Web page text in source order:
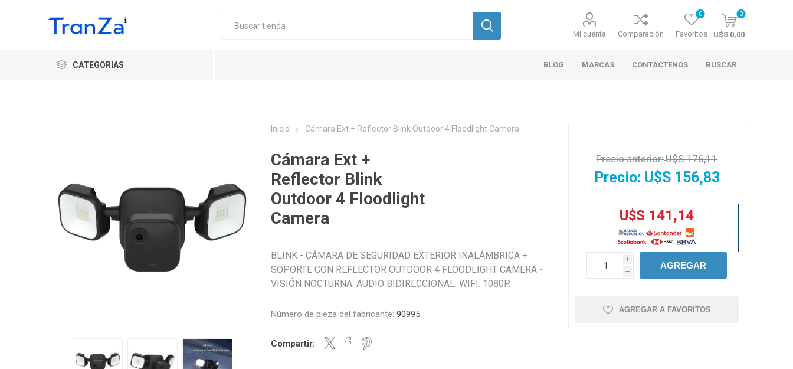
Mi cuenta Comparación Favoritos
0 0
U$S 0,00
CATEGORIAS BLOG MARCAS CONTÁCTENOS BUSCAR
Inicio Cámara Ext + Reflector Blink Outdoor 4 Floodlight Camera
Cámara Ext +
Reflector Blink
Outdoor 4 Floodlight
Camera
BLINK - CÁMARA DE SEGURIDAD EXTERIOR INALÁMBRICA +
SOPORTE CON REFLECTOR OUTDOOR 4 FLOODLIGHT CAMERA -
VISIÓN NOCTURNA. AUDIO BIDIRECCIONAL. WIFI. 1080P.
Número de pieza del fabricante: 90995
Compartir:
Precio anterior:U$S 176,11
Precio: U$S 156,83
U$S 141,14
i
h
AGREGAR
AGREGAR A FAVORITOS